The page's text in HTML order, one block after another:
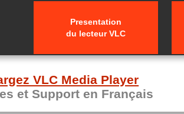
Presentation
du lecteur VLC
VLC Media Player
et Support en Français